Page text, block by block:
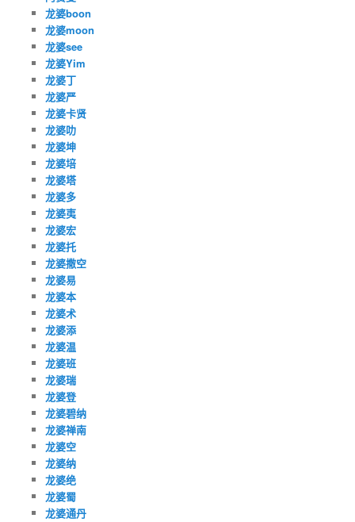
龙婆boon
龙婆moon
龙婆see
龙婆Yim
龙婆丁
龙婆严
龙婆卡贤
龙婆叻
龙婆坤
龙婆培
龙婆塔
龙婆多
龙婆夷
龙婆宏
龙婆托
龙婆撒空
龙婆易
龙婆本
龙婆术
龙婆添
龙婆温
龙婆班
龙婆瑞
龙婆登
龙婆碧纳
龙婆禅南
龙婆空
龙婆纳
龙婆绝
龙婆蜀
龙婆通丹